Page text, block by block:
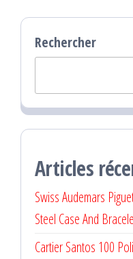
Rechercher
Articles
Swiss Audemars
Steel Case And
Cartier Santos 100